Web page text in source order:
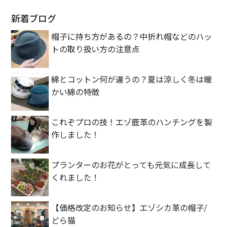
o
k
新着ブログ
帽子に持ち方があるの？中折れ帽などのハッ
トの取り扱い方の注意点
綿とコットン何が違うの？夏は涼しく冬は暖
かい綿の特徴
これぞプロの技！エゾ鹿革のハンチングを製
作しました！
プランターのお花がとっても元気に成長して
くれました！
【価格改定のお知らせ】エゾシカ革の帽子/
どら猫